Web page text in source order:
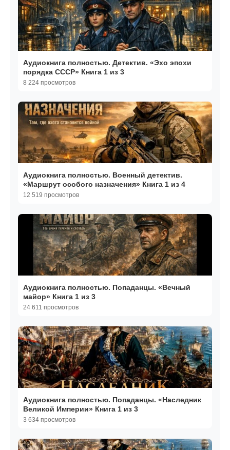
Аудиокнига полностью. Детектив. «Эхо эпохи
порядка СССР» Книга 1 из 3
8 224 просмотров
Аудиокнига полностью. Военный детектив.
«Маршрут особого назначения» Книга 1 из 4
12 519 просмотров
Аудиокнига полностью. Попаданцы. «Вечный
майор» Книга 1 из 3
24 611 просмотров
Аудиокнига полностью. Попаданцы. «Наследник
Великой Империи» Книга 1 из 3
3 634 просмотров